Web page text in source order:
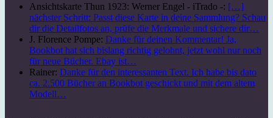
Ansichtskarte Thun 1923: Werner Engel - iTrado -: […]
nächster Schritt: Passt diese Karte in deine Sammlung? Schau
dir die Detailfotos an, prüfe die Merkmale und sichere dir…
J. Florence Pompe: Danke für deinen Kommentar! Ja,
Bookbot hat sich bislang richtig gelohnt, jetzt wohl nur noch
für neue Bücher. Ebay ist…
Rainer: Danke für den interessanten Text. Ich habe bis dato
ca. 2.500 Bücher an Bookbot geschickt und mit dem altem
Modell…